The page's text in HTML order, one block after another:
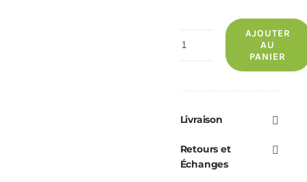
quantité
MCZ
bride
AJOUTER
AU
PANIER
Livraison
Retours et
Échanges